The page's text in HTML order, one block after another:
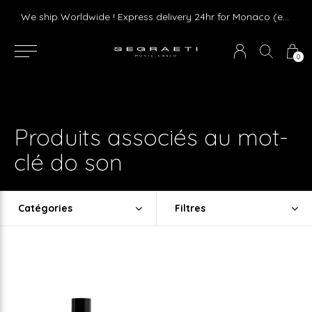
0
We ship Worldwide ! Express delivery 24hr for Monaco (excluding furniture)
Produits associés au mot-
clé do son
Catégories Filtres